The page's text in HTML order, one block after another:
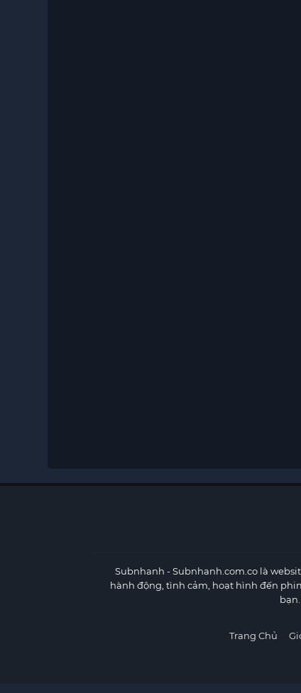
Subnhanh - Subnhanh.com.co là
hành động, tình cảm, hoạt hình đến
Trang Chủ